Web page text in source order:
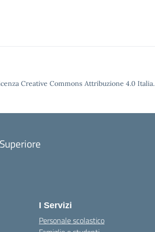
Creative Commons Attribuzione 4.0 Italia.
I Servizi
Personale scolastico